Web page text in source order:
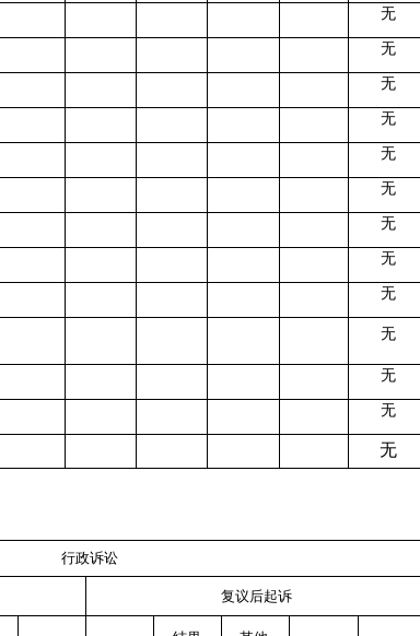
无
无
无
无
无
无
无
无
无
无
无
无
无
行政诉讼
复议后起诉